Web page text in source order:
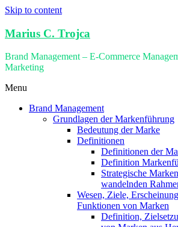
Skip to content
Marius C. Trojca
Brand Management – E-Commerce
Marketing
Menu
Brand Management
Grundlagen der Markenführung
Bedeutung der Marke
Definitionen
Definitionen der
Definition
Strategische
wandelnden
Wesen, Ziele,
Funktionen von Marken
Definition,